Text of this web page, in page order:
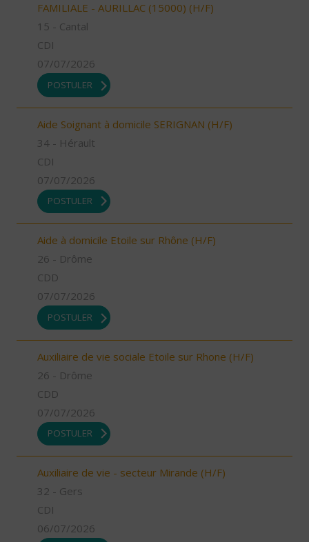
FAMILIALE - AURILLAC (15000) (H/F)
15 - Cantal
CDI
07/07/2026
POSTULER
Aide Soignant à domicile SERIGNAN (H/F)
34 - Hérault
CDI
07/07/2026
POSTULER
Aide à domicile Etoile sur Rhône (H/F)
26 - Drôme
CDD
07/07/2026
POSTULER
Auxiliaire de vie sociale Etoile sur Rhone (H/F)
26 - Drôme
CDD
07/07/2026
POSTULER
Auxiliaire de vie - secteur Mirande (H/F)
32 - Gers
CDI
06/07/2026